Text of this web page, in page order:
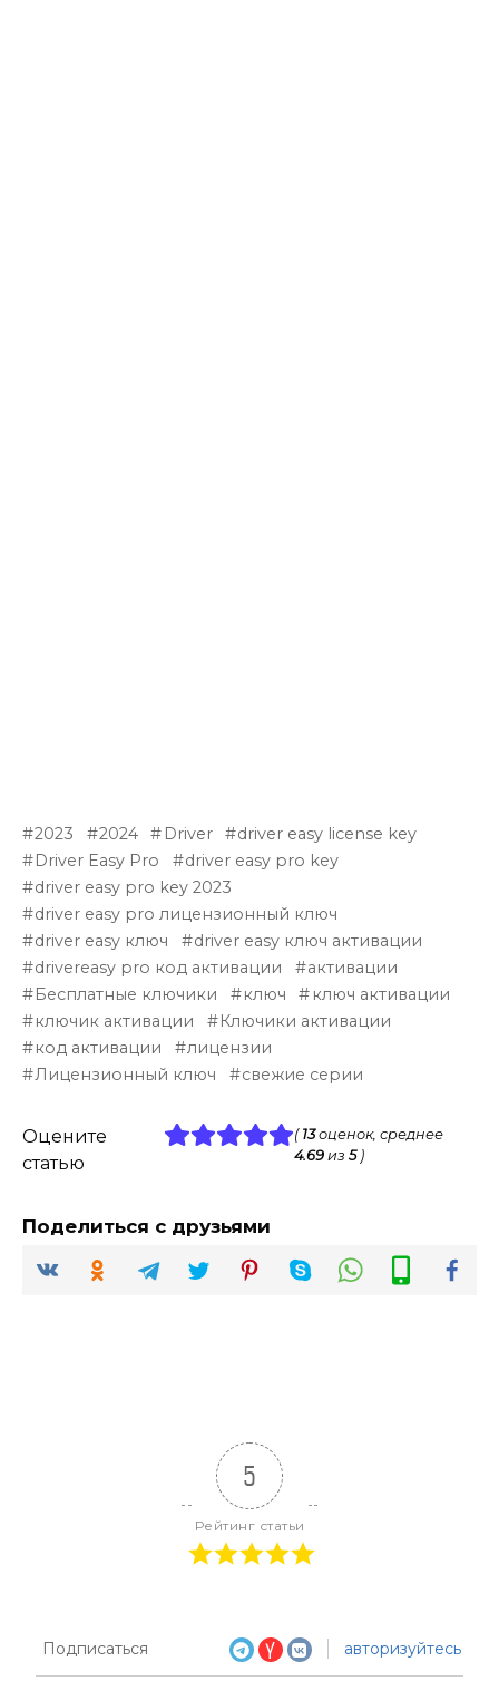
2023 2024 Driver
driver easy license key
Driver Easy Pro
driver easy pro key
driver easy pro key 2023
driver easy pro лицензионный ключ
driver easy ключ
driver easy ключ активации
drivereasy pro код активации
активации
Бесплатные ключики
ключ
ключ активации
ключик активации
Ключики активации
код активации
лицензии
Лицензионный ключ
свежие серии
Оцените
статью
( 13оценок, среднее
4.69 из5)
Поделиться с друзьями
5
Рейтинг статьи
Подписаться авторизуйтесь